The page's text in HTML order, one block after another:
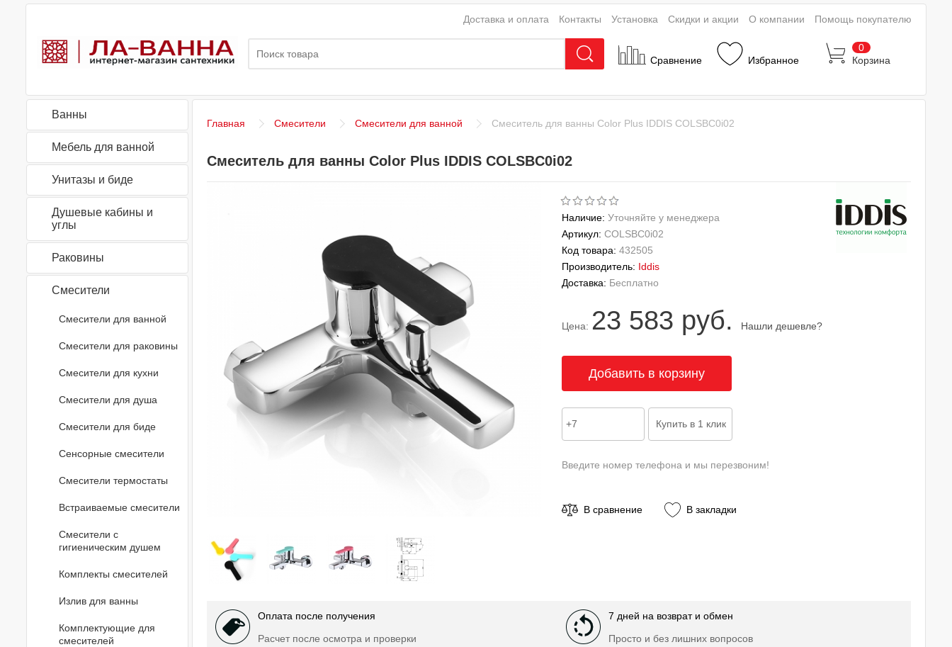
Сравнение Избранное
0
Корзина
Доставка и оплата Контакты Установка Скидки и акции О компании Помощь покупателю
Ванны
Мебель для ванной
Унитазы и биде
Душевые кабины и
углы
Раковины
Смесители
Смесители для ванной
Смесители для раковины
Смесители для кухни
Смесители для душа
Смесители для биде
Сенсорные смесители
Смесители термостаты
Встраиваемые смесители
Смесители с
гигиеническим душем
Комплекты смесителей
Излив для ванны
Комплектующие для
смесителей
Главная Смесители Смесители для ванной Смеситель для ванны Color Plus IDDIS COLSBC0i02
Смеситель для ванны Color Plus IDDIS COLSBC0i02
Наличие: Уточняйте у менеджера
Артикул: COLSBC0i02
Код товара: 432505
Производитель: Iddis
Доставка: Бесплатно
Цена: 23 583 руб. Нашли дешевле?
Введите номер телефона и мы перезвоним!
В сравнение В закладки
Оплата после получения
Расчет после осмотра и проверки
7 дней на возврат и обмен
Просто и без лишних вопросов